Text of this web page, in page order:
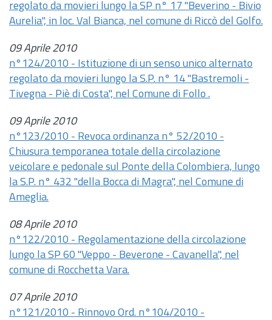
regolato da movieri lungo la SP n° 17 "Beverino - Bivio
Aurelia", in loc. Val Bianca, nel comune di Riccò del Golfo.
09 Aprile 2010
n°124/2010 - Istituzione di un senso unico alternato
regolato da movieri lungo la S.P. n° 14 "Bastremoli -
Tivegna - Piè di Costa", nel Comune di Follo .
09 Aprile 2010
n°123/2010 - Revoca ordinanza n° 52/2010 -
Chiusura temporanea totale della circolazione
veicolare e pedonale sul Ponte della Colombiera, lungo
la S.P. n° 432 "della Bocca di Magra", nel Comune di
Ameglia.
08 Aprile 2010
n°122/2010 - Regolamentazione della circolazione
lungo la SP 60 "Veppo - Beverone - Cavanella", nel
comune di Rocchetta Vara.
07 Aprile 2010
n°121/2010 - Rinnovo Ord. n°104/2010 -